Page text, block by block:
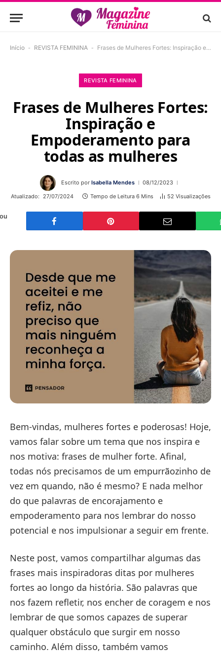
Início - REVISTA FEMININA - Frases de Mulheres Fortes: Inspiração e Empoderamento para todas as mulheres
REVISTA FEMININA
Frases de Mulheres Fortes:
Inspiração e
Empoderamento para
todas as mulheres
Escrito por Isabella Mendes
08/12/2023
Atualizado: 27/07/2024 Tempo de Leitura 6 Mins 52 Visualizações
Bem-vindas, mulheres fortes e poderosas! Hoje,
vamos falar sobre um tema que nos inspira e
nos motiva: frases de mulher forte. Afinal,
todas nós precisamos de um empurrãozinho de
vez em quando, não é mesmo? E nada melhor
do que palavras de encorajamento e
empoderamento para nos lembrar do nosso
potencial e nos impulsionar a seguir em frente.
Neste post, vamos compartilhar algumas das
frases mais inspiradoras ditas por mulheres
fortes ao longo da história. São palavras que
nos fazem refletir, nos encher de coragem e nos
lembrar de que somos capazes de superar
qualquer obstáculo que surgir em nosso
caminho. Além disso, também vamos